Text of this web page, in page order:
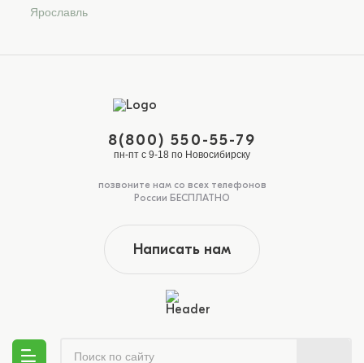
Ярославль
8(800) 550-55-79
пн-пт с 9-18 по Новосибирску
позвоните нам со всех телефонов
России БЕСПЛАТНО
Написать нам